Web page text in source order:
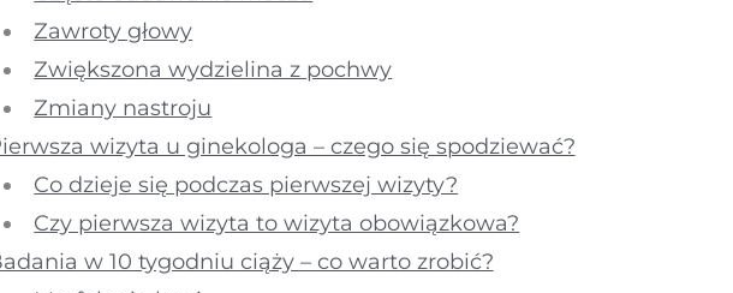
Zawroty głowy
Zwiększona wydzielina z pochwy
Zmiany nastroju
wizyta u ginekologa – czego się spodziewać?
Co dzieje się podczas pierwszej wizyty?
Czy pierwsza wizyta to wizyta obowiązkowa?
w 10 tygodniu ciąży – co warto zrobić?